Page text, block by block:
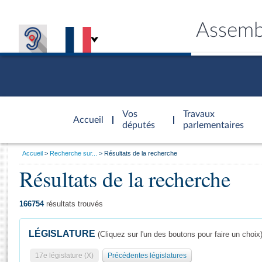
Accueil
d'accueil
Vos
députés
Travaux
parlementaires
Général
Vous
Accueil Recherche sur... Résultats de la recherche
Résultats de la recherche
166754résultats trouvés
LÉGISLATURE (Cliquez sur l'un des boutons pour faire un choix)
17e législature (X) Précédentes législatures